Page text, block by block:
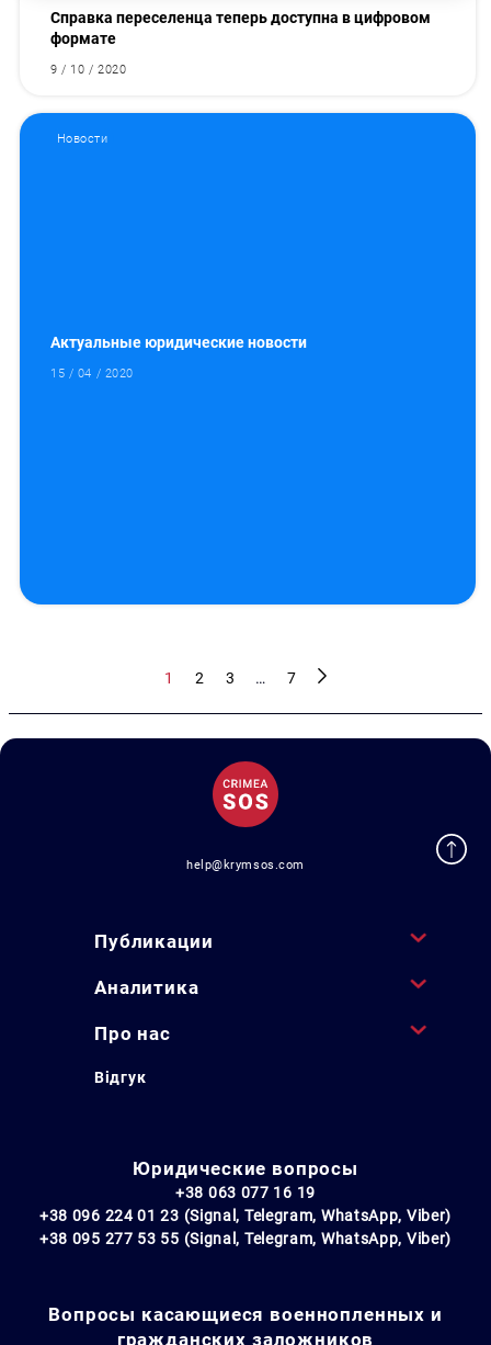
Справка переселенца теперь доступна в цифровом
формате
9 / 10 / 2020
Новости
Актуальные юридические новости
15 / 04 / 2020
1 2 3 … 7
help@krymsos.com
Публикации
Аналитика
Про нас
Відгук
Юридические вопросы
+38 063 077 16 19
+38 096 224 01 23 (Signal, Telegram, WhatsApp, Viber)
+38 095 277 53 55 (Signal, Telegram, WhatsApp, Viber)
Вопросы касающиеся военнопленных и
гражданских заложников